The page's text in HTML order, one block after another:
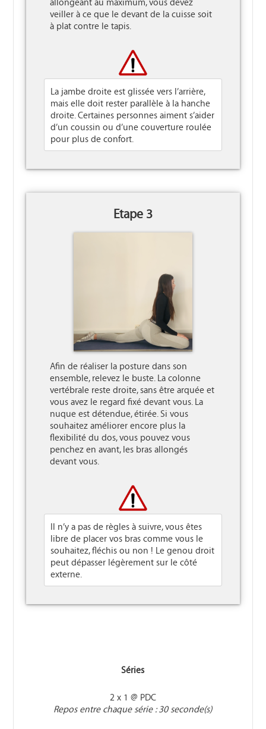
veiller à ce que le devant de la cuisse soit
à plat contre le tapis.
La jambe droite est glissée vers l’arrière,
mais elle doit rester parallèle à la hanche
droite. Certaines personnes aiment s’aider
d’un coussin ou d’une couverture roulée
pour plus de confort.
Etape 3
Afin de réaliser la posture dans son
ensemble, relevez le buste. La colonne
vertébrale reste droite, sans être arquée et
vous avez le regard fixé devant vous. La
nuque est détendue, étirée. Si vous
souhaitez améliorer encore plus la
flexibilité du dos, vous pouvez vous
penchez en avant, les bras allongés
devant vous.
Il n’y a pas de règles à suivre, vous êtes
libre de placer vos bras comme vous le
souhaitez, fléchis ou non ! Le genou droit
peut dépasser légèrement sur le côté
externe.
Séries
2 x 1 @ PDC
Repos entre chaque série : 30 seconde(s)